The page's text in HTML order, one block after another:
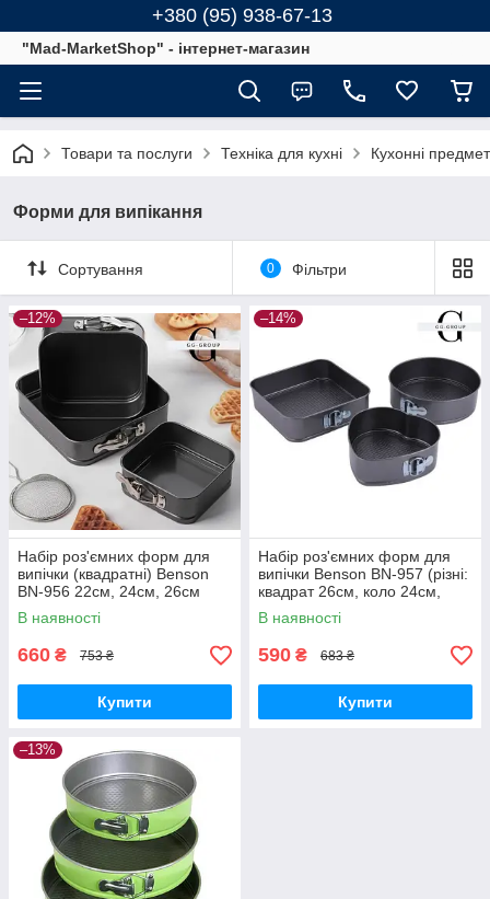
+380 (95) 938-67-13
"Mad-MarketShop" - інтернет-магазин
Товари та послуги Техніка для кухні Кухонні
Форми для випікання
Сортування 0 Фільтри
–12%
Набір роз'ємних форм для
випічки (квадратні) Benson
BN-956 22см, 24см, 26см
В наявності
660 ₴ 753 ₴
Купити
–14%
Набір роз'ємних форм для
випічки Benson BN-957 (різні:
квадрат 26см, коло 24см,
серце 22см)
В наявності
590 ₴ 683 ₴
Купити
–13%